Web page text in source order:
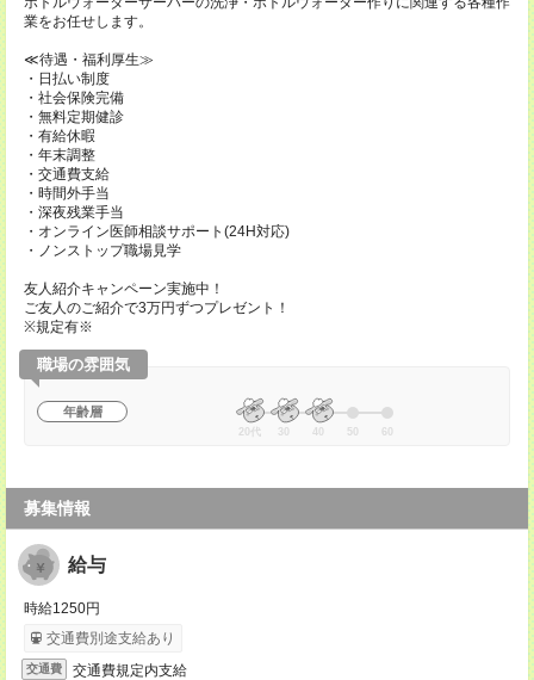
業をお任せします。
≪待遇・福利厚生≫
・日払い制度
・社会保険完備
・無料定期健診
・有給休暇
・年末調整
・交通費支給
・時間外手当
・深夜残業手当
・オンライン医師相談サポート(24H対応)
・ノンストップ職場見学
友人紹介キャンペーン実施中！
ご友人のご紹介で3万円ずつプレゼント！
※規定有※
職場の雰囲気
年齢層
20代 30 40 50 60
募集情報
給与
時給1250円
交通費別途支給あり
交通費 交通費規定内支給